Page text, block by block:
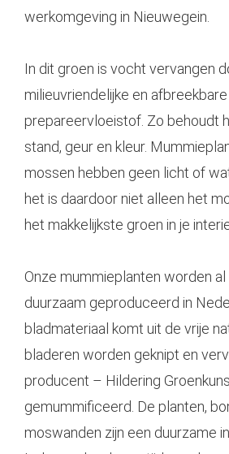
werkomgeving in Nieuwegein.
In dit groen is vocht vervangen
milieuvriendelijke en afbreekbare
prepareervloeistof. Zo behoudt
stand, geur en kleur.
mossen hebben geen licht of
het is daardoor niet alleen het
het makkelijkste groen in je
Onze mummieplanten worden
duurzaam geproduceerd in
bladmateriaal komt uit de vrije
bladeren worden geknipt en
producent – Hildering
gemummificeerd. De planten,
moswanden zijn een duurzame